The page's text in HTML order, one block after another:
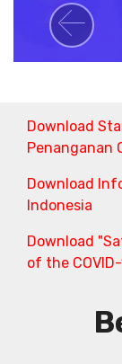
Download
Penanganan
Download
Indonesia
Download
of the